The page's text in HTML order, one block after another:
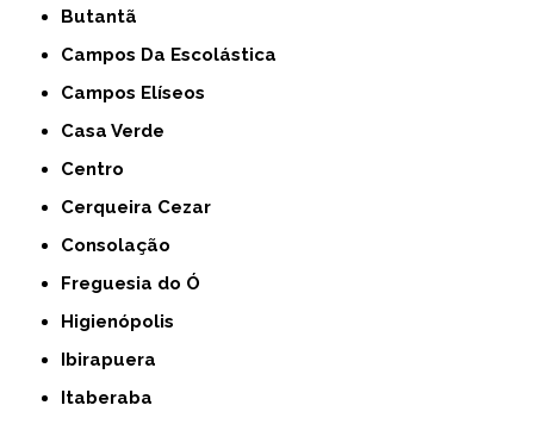
Butantã
Campos Da Escolástica
Campos Elíseos
Casa Verde
Centro
Cerqueira Cezar
Consolação
Freguesia do Ó
Higienópolis
Ibirapuera
Itaberaba